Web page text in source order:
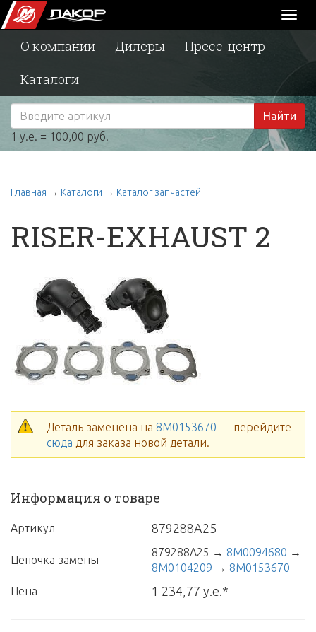
О компании Дилеры
Пресс-центр
Каталоги
Найти
1 у.е. = 100,00 руб.
Главная → Каталоги → Каталог запчастей
RISER-EXHAUST 2
Деталь заменена на 8M0153670 — перейдите
сюда для заказа новой детали.
Информация о товаре
Артикул 879288A25
Цепочка замены
879288A25 → 8M0094680 →
8M0104209 → 8M0153670
Цена
1 234,77 у.е.*